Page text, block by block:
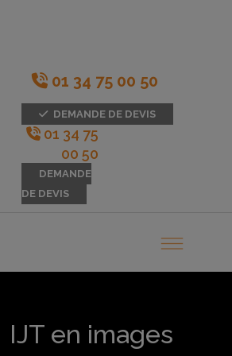
01 34 75 00 50
DEMANDE DE DEVIS
01 34 75
00 50
DEMANDE
DE DEVIS
IJT en images